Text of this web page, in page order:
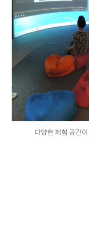
다양한 체험 공간